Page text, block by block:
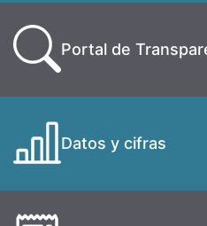
Portal de
Datos y cifras